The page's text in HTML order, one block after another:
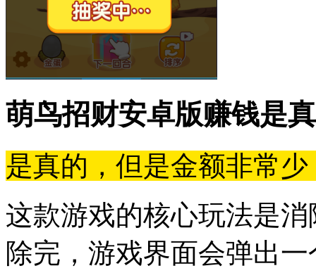
萌鸟招财安卓版赚钱是
是真的，但是金额非常
这款游戏的核心玩法是
除完，游戏界面会弹出